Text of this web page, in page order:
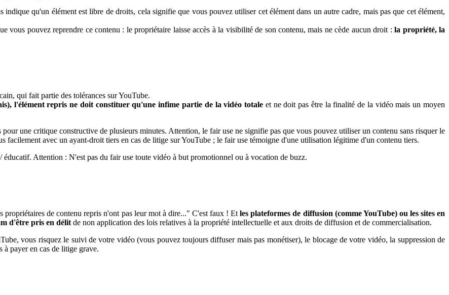
qu'un élément est libre de droits, cela signifie que vous pouvez utiliser cet élément dans un autre cadre, mais pas que cet élément,
vous pouvez reprendre ce contenu : le propriétaire laisse accès à la visibilité de son contenu, mais ne cède aucun droit :la propriété, la
qui fait partie des tolérances sur YouTube.
l'élément repris ne doit constituer qu'une infime partie de la vidéo totale et ne doit pas être la finalité de la vidéo mais un moyen
une critique constructive de plusieurs minutes. Attention, le fair use ne signifie pas que vous pouvez utiliser un contenu sans risquer le
facilement avec un ayant-droit tiers en cas de litige sur YouTube ; le fair use témoigne d'une utilisation légitime d'un contenu tiers.
Attention : N'est pas du fair use toute vidéo à but promotionnel ou à vocation de buzz.
propriétaires de contenu repris n'ont pas leur mot à dire..." C'est faux ! Etles plateformes de diffusion (comme YouTube) ou les sites en
d'être pris en délit de non application des lois relatives à la propriété intellectuelle et aux droits de diffusion et de commercialisation.
vous risquez le suivi de votre vidéo (vous pouvez toujours diffuser mais pas monétiser), le blocage de votre vidéo, la suppression de
à payer en cas de litige grave.